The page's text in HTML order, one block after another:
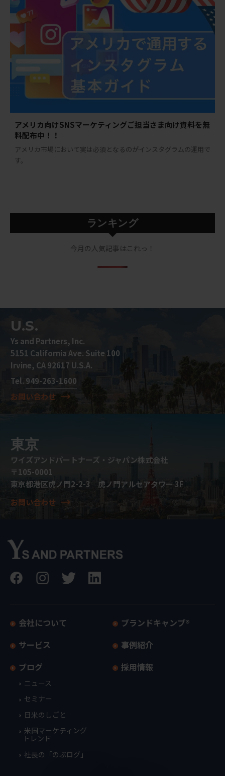
アメリカ向けSNSマーケティングご担当さま向け資料を無
料配布中！！
アメリカ市場において実は必須となるのがインスタグラムの運用で
す。
ランキング
今月の人気記事はこれっ！
U.S.
Ys and Partners, Inc.
5151 California Ave. Suite 100
Irvine, CA 92617 U.S.A.
Tel. 949-263-1600
お問い合わせ
東京
ワイズアンドパートナーズ・ジャパン株式会社
〒105-0001
東京都港区虎ノ門2-2-3 虎ノ門アルセアタワー 3F
お問い合わせ
会社について
サービス
ブログ
ニュース
セミナー
日米のしごと
米国マーケティング
トレンド
社長の「のぶログ」
ブランドキャンプ®
事例紹介
採用情報